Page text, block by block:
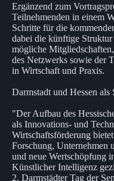
Ergänzend zum
Teilnehmenden in einem
Schritte für die
dabei die künftige
mögliche
des Netzwerks sowie der
in Wirtschaft und Praxis.
Darmstadt und Hessen
"Der Aufbau des
als Innovations- und
Wirtschaftsförderung
Forschung, Unternehmen
und neue Wertschöpfung
Künstlicher Intelligenz
2. Darmstädter Tag der